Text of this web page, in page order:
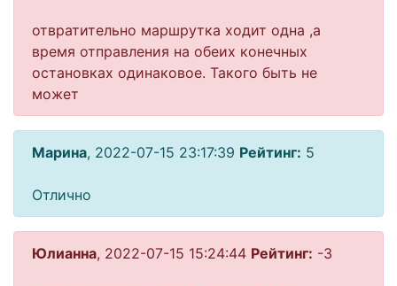
отвратительно маршрутка ходит одна ,а
время отправления на обеих конечных
остановках одинаковое. Такого быть не
может
Марина, 2022-07-15 23:17:39 Рейтинг: 5
Отлично
Юлианна, 2022-07-15 15:24:44 Рейтинг: -3